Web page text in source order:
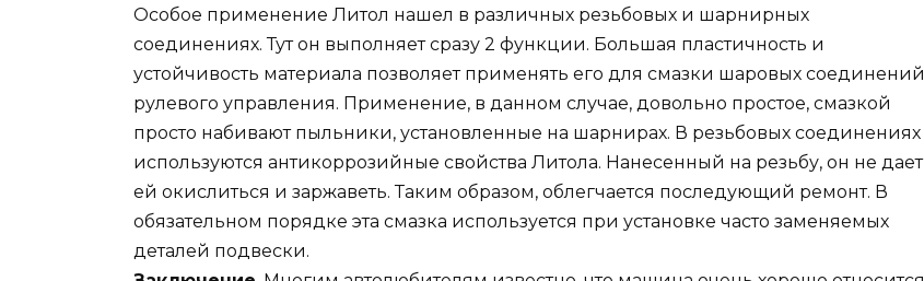
Особое применение Литол нашел в различных резьбовых и шарнирных
соединениях. Тут он выполняет сразу 2 функции. Большая пластичность и
устойчивость материала позволяет применять его для смазки шаровых соединений
рулевого управления. Применение, в данном случае, довольно простое, смазкой
просто набивают пыльники, установленные на шарнирах. В резьбовых соединениях
используются антикоррозийные свойства Литола. Нанесенный на резьбу, он не дает
ей окислиться и заржаветь. Таким образом, облегчается последующий ремонт. В
обязательном порядке эта смазка используется при установке часто заменяемых
деталей подвески.